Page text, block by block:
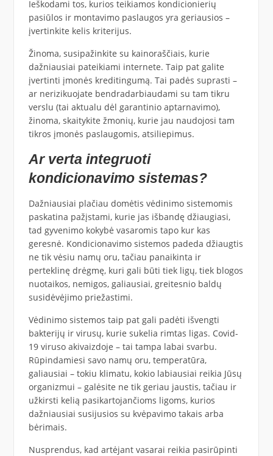
Ieškodami tos, kurios teikiamos kondicionierių
pasiūlos ir montavimo paslaugos yra geriausios –
įvertinkite kelis kriterijus.
Žinoma, susipažinkite su kainoraščiais, kurie
dažniausiai pateikiami internete. Taip pat galite
įvertinti įmonės kreditingumą. Tai padės suprasti –
ar nerizikuojate bendradarbiaudami su tam tikru
verslu (tai aktualu dėl garantinio aptarnavimo),
žinoma, skaitykite žmonių, kurie jau naudojosi tam
tikros įmonės paslaugomis, atsiliepimus.
Ar verta integruoti
kondicionavimo sistemas?
Dažniausiai plačiau domėtis vėdinimo sistemomis
paskatina pažįstami, kurie jas išbandę džiaugiasi,
tad gyvenimo kokybė vasaromis tapo kur kas
geresnė. Kondicionavimo sistemos padeda džiaugtis
ne tik vėsiu namų oru, tačiau panaikinta ir
perteklinę drėgmę, kuri gali būti tiek ligų, tiek blogos
nuotaikos, nemigos, galiausiai, greitesnio baldų
susidėvėjimo priežastimi.
Vėdinimo sistemos taip pat gali padėti išvengti
bakterijų ir virusų, kurie sukelia rimtas ligas. Covid-
19 viruso akivaizdoje – tai tampa labai svarbu.
Rūpindamiesi savo namų oru, temperatūra,
galiausiai – tokiu klimatu, kokio labiausiai reikia Jūsų
organizmui – galėsite ne tik geriau jaustis, tačiau ir
užkirsti kelią pasikartojančioms ligoms, kurios
dažniausiai susijusios su kvėpavimo takais arba
bėrimais.
Nusprendus, kad artėjant vasarai reikia pasirūpinti